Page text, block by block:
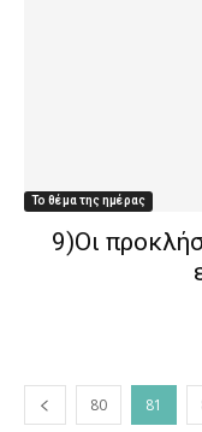
Το θέμα της ημέρας
9)Οι
80 81